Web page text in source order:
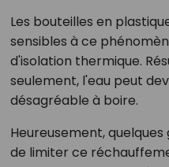
Les bouteilles en
sensibles à ce
d'isolation thermique.
seulement, l'eau peut
désagréable à boire.
Heureusement,
de limiter ce